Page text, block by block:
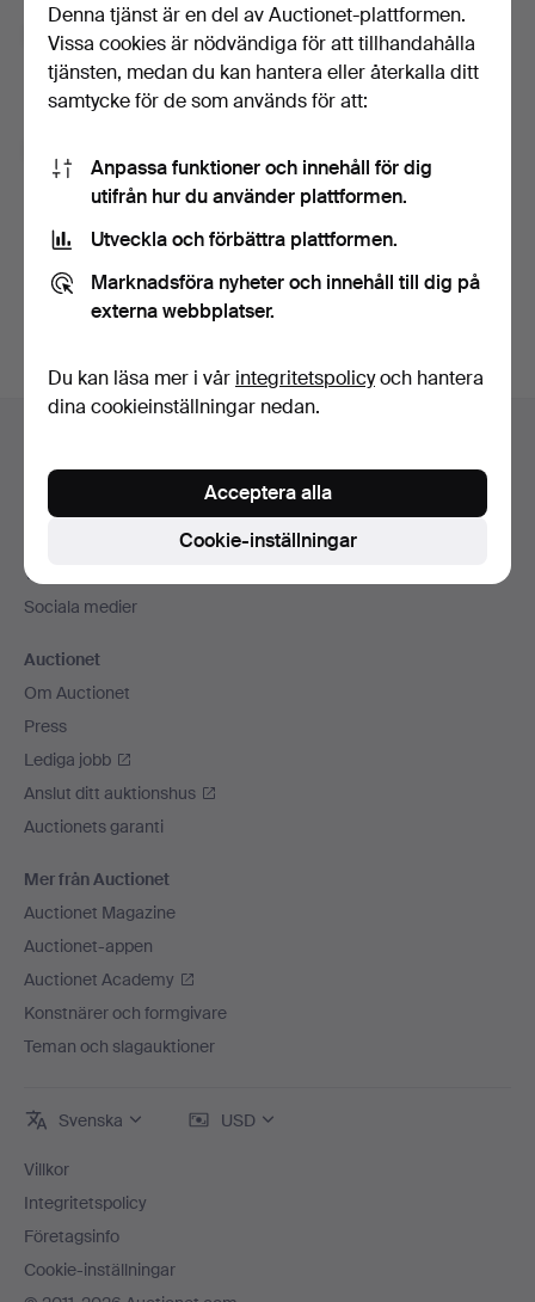
Prenumerera på Auctionets nyhetsbrev. (frivilligt)
Med bl.a. experttips, utvalda föremål och inspiration. Om du
ångrar dig kan du enkelt avsluta prenumerationen.
användarvillkoren,köpvillkoren samt bekräftar att jag
har tagit del avintegritetspolicyn.
Skapa konto
Sidfotsnavigation
Kontakta support
Alla auktionshus
Vi skickar med
Sociala medier
Auctionet
Om Auctionet
Press
Lediga jobb
Anslut ditt auktionshus
Auctionets garanti
Mer från Auctionet
Auctionet Magazine
Auctionet-appen
Auctionet Academy
Konstnärer och formgivare
Teman och slagauktioner
Svenska USD
Villkor
Integritetspolicy
Företagsinfo
Cookie-inställningar
Denna tjänst är en del av Auctionet-plattformen.
Vissa cookies är nödvändiga för att tillhandahålla
tjänsten, medan du kan hantera eller återkalla ditt
samtycke för de som används för att:
Anpassa funktioner och innehåll för dig
utifrån hur du använder plattformen.
Utveckla och förbättra plattformen.
Marknadsföra nyheter och innehåll till dig på
externa webbplatser.
Du kan läsa mer i vår integritetspolicyoch hantera
dina cookieinställningar nedan.
Cookie-inställningar
Acceptera alla